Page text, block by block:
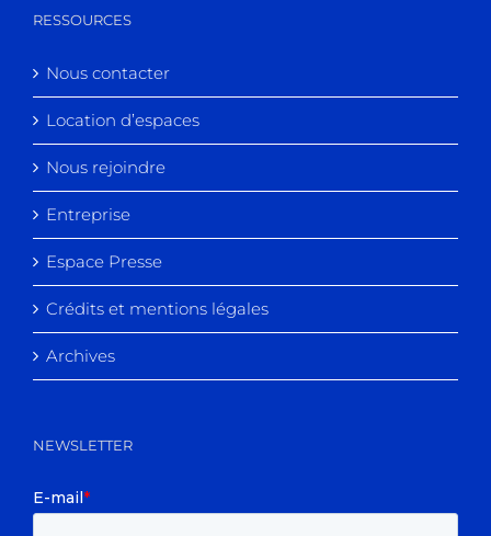
RESSOURCES
Nous contacter
Location d’espaces
Nous rejoindre
Entreprise
Espace Presse
Crédits et mentions légales
Archives
NEWSLETTER